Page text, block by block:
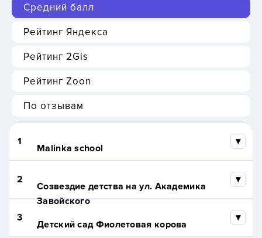
Средний балл
Рейтинг Яндекса
Рейтинг 2Gis
Рейтинг Zoon
По отзывам
1
Malinka school
2
Созвездие детства на ул. Академика
Завойского
3
Детский сад Фиолетовая корова